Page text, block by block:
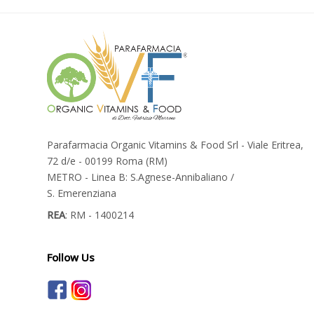
Parafarmacia Organic Vitamins & Food Srl - Viale Eritrea,
72 d/e - 00199 Roma (RM)
METRO - Linea B: S.Agnese-Annibaliano /
S. Emerenziana
REA: RM - 1400214
Follow Us